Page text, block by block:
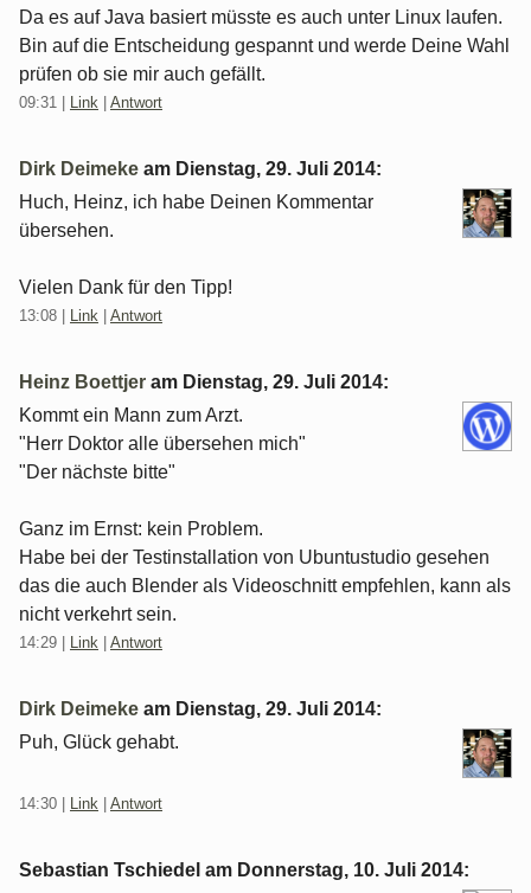
Da es auf Java basiert müsste es auch unter Linux laufen.
Bin auf die Entscheidung gespannt und werde Deine Wahl
prüfen ob sie mir auch gefällt.
09:31 Link Antwort
Dirk Deimeke am Dienstag, 29. Juli 2014:
Huch, Heinz, ich habe Deinen Kommentar
übersehen.
Vielen Dank für den Tipp!
13:08 Link Antwort
Heinz Boettjer am Dienstag, 29. Juli 2014:
Kommt ein Mann zum Arzt.
"Herr Doktor alle übersehen mich"
"Der nächste bitte"
Ganz im Ernst: kein Problem.
Habe bei der Testinstallation von Ubuntustudio gesehen
das die auch Blender als Videoschnitt empfehlen, kann als
nicht verkehrt sein.
14:29 Link Antwort
Dirk Deimeke am Dienstag, 29. Juli 2014:
Puh, Glück gehabt.
14:30 Link Antwort
Sebastian Tschiedel am Donnerstag, 10. Juli 2014: